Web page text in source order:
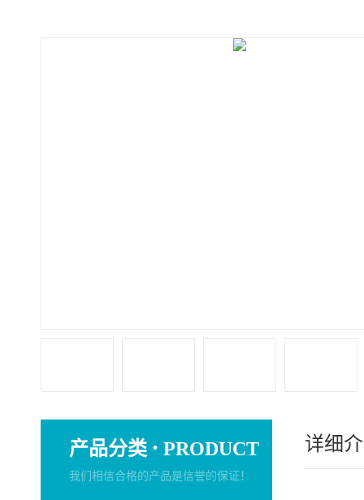
产品分类 · PRODUCT
我们相信合格的产品是信誉的保证！
详细